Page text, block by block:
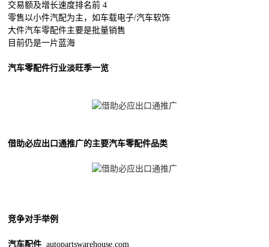
交易额及增长速度排名前 4
零售以小件汽配为主，如车载电子/汽车软饰
大件汽车零配件主要是批量销售
目前仍是一片蓝海
汽车零配件行业淡旺季一览
借助必应出口通推广的主要汽车零配件品类
竞争对手举例
汽车配件autopartswarehouse.com